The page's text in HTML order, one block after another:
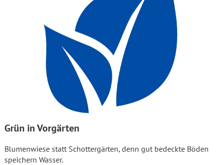
Grün in Vorgärten
Blumenwiese statt Schottergärten, denn gut bedeckte Böden
speichern Wasser.